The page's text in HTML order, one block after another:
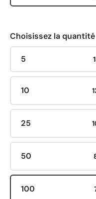
Choisissez la quantité
5
10
25
50
100